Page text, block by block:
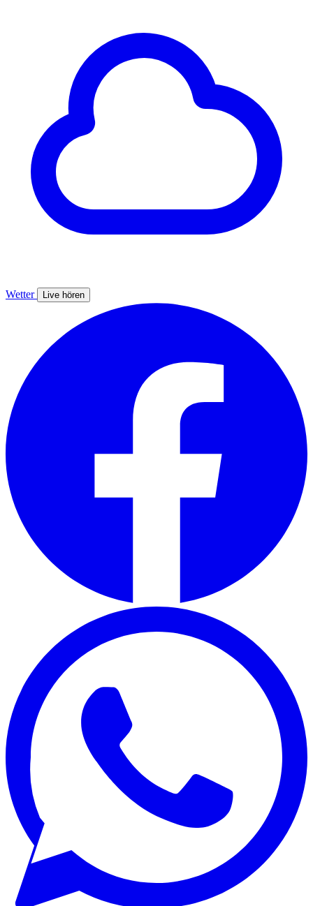
Wetter Live hören